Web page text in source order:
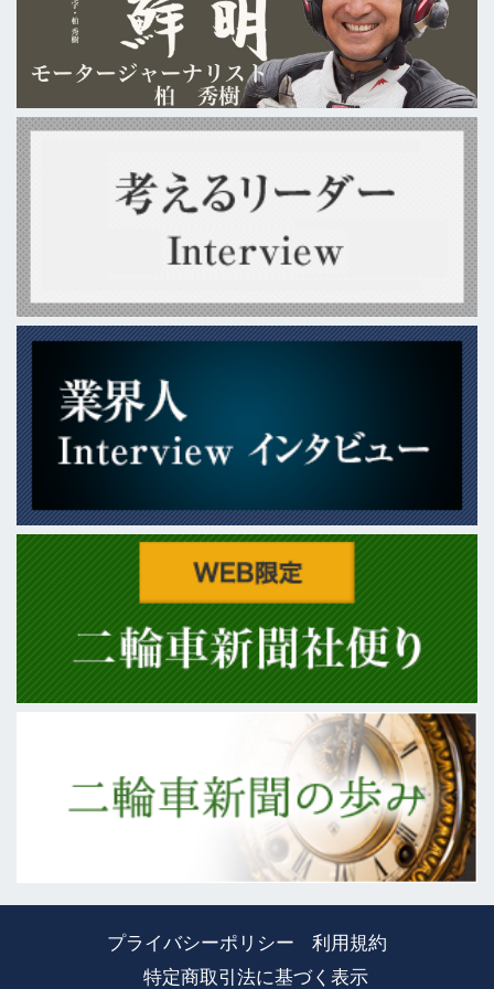
プライバシーポリシー
利用規約
特定商取引法に基づく表示